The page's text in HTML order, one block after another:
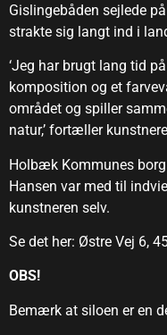
Gislingebåden sejlede
strakte sig langt ind i
‘Jeg har brugt lang tid
komposition og et
området og spiller
natur,’ fortæller
Holbæk Kommunes
Hansen var med til
kunstneren selv.
Se det her: Østre Vej 6,
OBS!
Bemærk at siloen er en